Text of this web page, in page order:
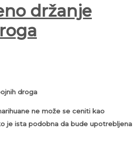
držanje
droga
ne može se ceniti kao
je ista podobna da bude upotrebljena